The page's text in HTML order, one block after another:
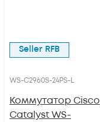
Seller RFB
WS-C2960S-24PS-L
Коммутатор Cisco
Catalyst WS-